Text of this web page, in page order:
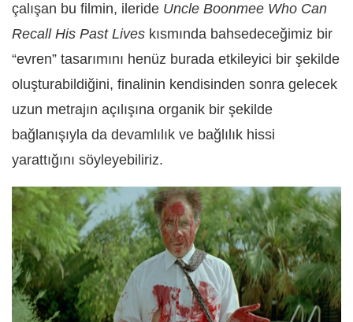
çalışan bu filmin, ileride Uncle Boonmee Who Can
Recall His Past Lives kısmında bahsedeceğimiz bir
“evren” tasarımını henüz burada etkileyici bir şekilde
oluşturabildiğini, finalinin kendisinden sonra gelecek
uzun metrajın açılışına organik bir şekilde
bağlanışıyla da devamlılık ve bağlılık hissi
yarattığını söyleyebiliriz.